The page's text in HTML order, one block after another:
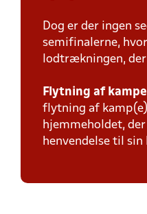
Dog er der ingen
semifinalerne,
lodtrækningen,
Flytning af
flytning af
hjemmeholdet,
henvendelse til